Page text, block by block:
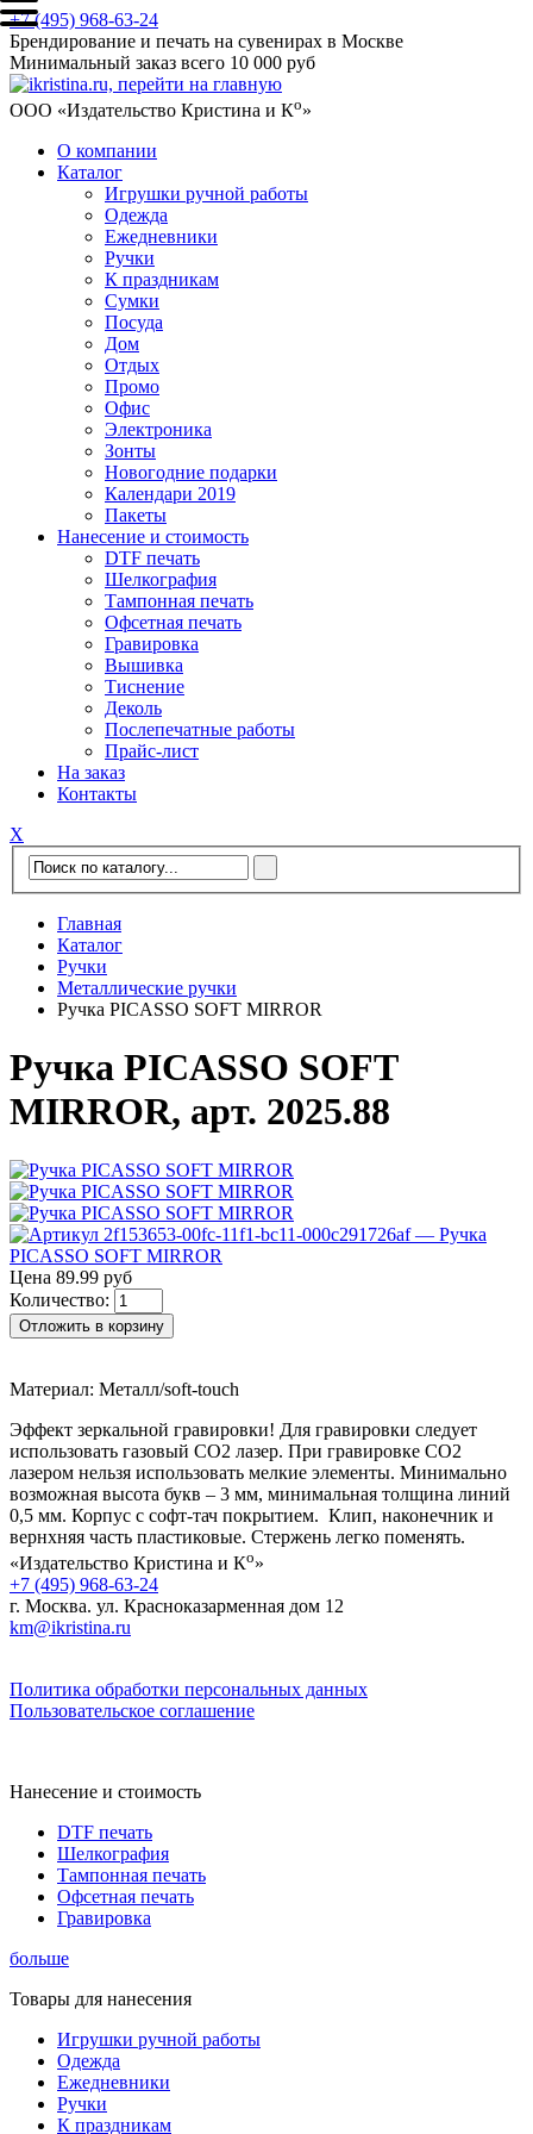
+7 (495) 968-63-24
Брендирование и печать на сувенирах в Москве
Минимальный заказ всего 10 000 руб
ООО «Издательство Кристина и Ко»
О компании
Каталог
Игрушки ручной работы
Одежда
Ежедневники
Ручки
К праздникам
Сумки
Посуда
Дом
Отдых
Промо
Офис
Электроника
Зонты
Новогодние подарки
Календари 2019
Пакеты
Нанесение и стоимость
DTF печать
Шелкография
Тампонная печать
Офсетная печать
Гравировка
Вышивка
Тиснение
Деколь
Послепечатные работы
Прайс-лист
На заказ
Контакты
Х
Главная
Каталог
Ручки
Металлические ручки
Ручка PICASSO SOFT MIRROR
Ручка PICASSO SOFT
MIRROR, арт. 2025.88
Цена 89.99 руб
Количество:
Отложить в корзину
Материал: Металл/soft-touch
Эффект зеркальной гравировки! Для гравировки следует
использовать газовый СО2 лазер. При гравировке СО2
лазером нельзя использовать мелкие элементы. Минимально
возможная высота букв – 3 мм, минимальная толщина линий
0,5 мм. Корпус с софт-тач покрытием. Клип, наконечник и
вернхняя часть пластиковые. Стержень легко поменять.
«Издательство Кристина и Ко»
+7 (495) 968-63-24
г. Москва. ул. Красноказарменная дом 12
km@ikristina.ru
Политика обработки персональных данных
Пользовательское соглашение
Нанесение и стоимость
DTF печать
Шелкография
Тампонная печать
Офсетная печать
Гравировка
больше
Товары для нанесения
Игрушки ручной работы
Одежда
Ежедневники
Ручки
К праздникам